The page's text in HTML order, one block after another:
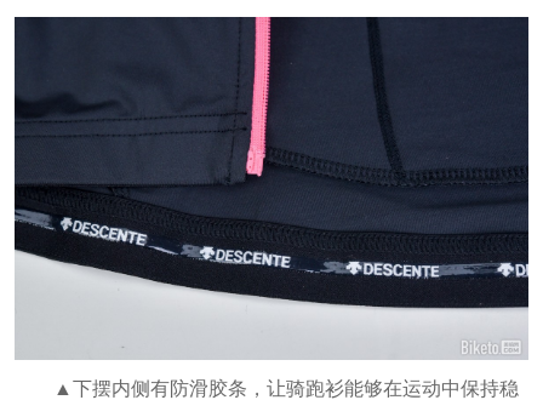
▲下摆内侧有防滑胶条，让骑跑衫能够在运动中保持稳